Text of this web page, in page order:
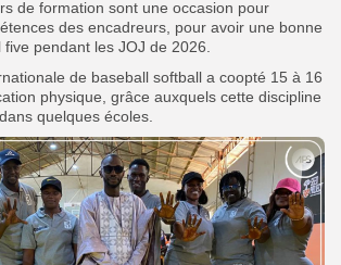
de formation sont une occasion pour
des encadreurs, pour avoir une bonne
pendant les JOJ de 2026.
de baseball softball a coopté 15 à 16
physique, grâce auxquels cette discipline
quelques écoles.